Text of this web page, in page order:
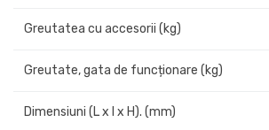
Greutatea cu accesorii (kg)
Greutate, gata de funcționare (kg)
Dimensiuni (L x l x H). (mm)